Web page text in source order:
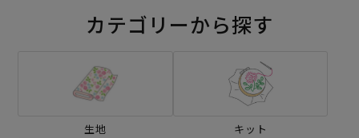
カテゴリーから探す
生地 キット